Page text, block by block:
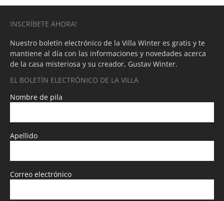
INSCRÍBETE AHORA!
Nuestro boletín electrónico de la Villa Winter es gratis y te
mantiene al día con las informaciones y novedades acerca
de la casa misteriosa y su creador, Gustav Winter.
EL BOLETÍN ELECTRÓNICO DE LA VILLA
Nombre de pila
Apellido
Correo electrónico